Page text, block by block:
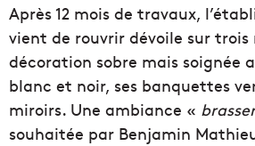
Après 12 mois de travaux,
vient de rouvrir dévoile sur trois
décoration sobre mais soignée
blanc et noir, ses banquettes
miroirs. Une ambiance «
souhaitée par Benjamin